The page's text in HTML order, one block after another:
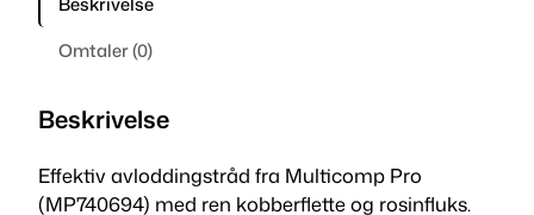
Omtaler (0)
Beskrivelse
Effektiv avloddingstråd fra Multicomp Pro
(MP740694) med ren kobberflette og rosinfluks.